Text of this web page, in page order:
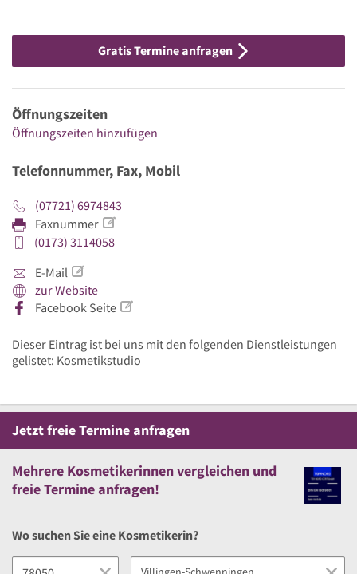
Gratis Termine anfragen
Öffnungszeiten
Öffnungszeiten hinzufügen
Telefonnummer, Fax, Mobil
(07721) 6974843
Faxnummer
(0173) 3114058
E-Mail
zur Website
Facebook Seite
Dieser Eintrag ist bei uns mit den folgenden Dienstleistungen
gelistet: Kosmetikstudio
JetztfreieTermine anfragen
Mehrere Kosmetikerinnen vergleichen und
freieTermine anfragen!
Wo suchen Sie eine Kosmetikerin?